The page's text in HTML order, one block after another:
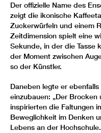
Der offizielle Name des
zeigt die ikonische
Zuckerwürfeln und einem
Zeitdimension spielt eine
Sekunde, in der die Tasse
der Moment zwischen
so der Künstler.
Daneben legte er
einzubauen: „Der
inspirierten die Faltungen
Beweglichkeit im Denken
Lebens an der